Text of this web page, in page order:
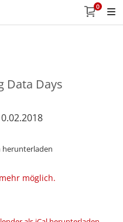
0
Data Days
herunterladen
möglich.